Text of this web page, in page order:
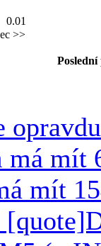
0.01
>>
má
mít